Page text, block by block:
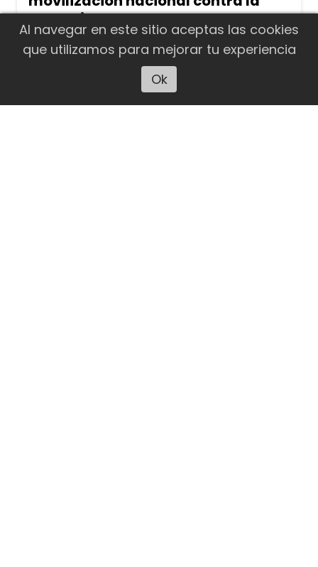
denominada Ley de
Extranjerización de Tierras
Este jueves 6 de agosto, vecinos,
organizaciones sociales, sectores
políticos y sindicatos de El Calafate se
Al navegar en este sitio aceptas las cookies
que utilizamos para mejorar tu experiencia
Ok